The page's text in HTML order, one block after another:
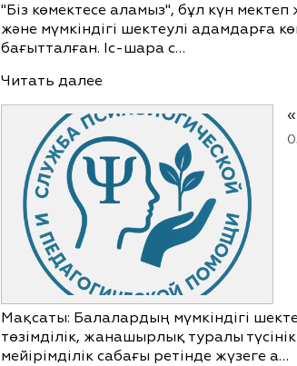
"Біз көмектесе аламыз", бұл күн мектеп
және мүмкіндігі шектеулі адамдарға
бағытталған. Іс-шара с…
Читать далее
Мақсаты: Балалардың мүмкіндігі
төзімділік, жанашырлық туралы
мейірімділік сабағы ретінде жүзеге а…